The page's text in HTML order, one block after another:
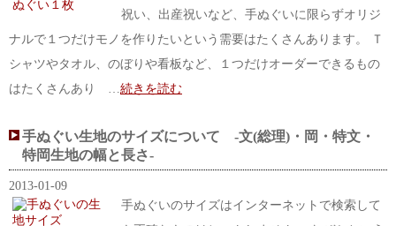
祝い、出産祝いなど、手ぬぐいに限らずオリジ
ナルで１つだけモノを作りたいという需要はたくさんあります。 Ｔ
シャツやタオル、のぼりや看板など、１つだけオーダーできるもの
はたくさんあり …続きを読む
手ぬぐい生地のサイズについて -文(総理)・岡・特文・
特岡生地の幅と長さ-
2013-01-09
手ぬぐいのサイズはインターネットで検索して